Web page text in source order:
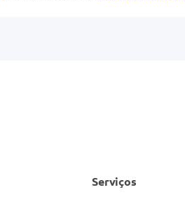
Serviços